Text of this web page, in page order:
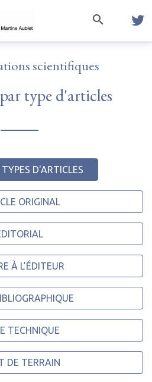
scientifiques
type d'articles
D'ARTICLES
ORIGINAL
À L’ÉDITEUR
TECHNIQUE
DE TERRAIN